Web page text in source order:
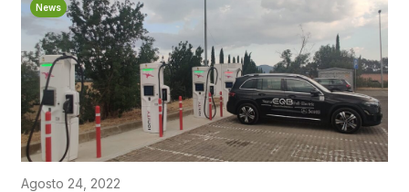
News
Agosto 24, 2022